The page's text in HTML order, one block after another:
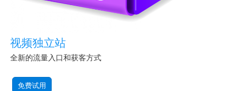
视频独立站
全新的流量入口和获客方式
免费试用